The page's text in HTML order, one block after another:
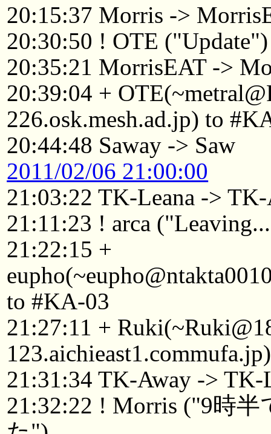
20:15:37 Morris ->
20:30:50 ! OTE ("Update")
20:35:21 MorrisEAT ->
20:39:04 +
226.osk.mesh.ad.jp) to
20:44:48 Saway -> Saw
2011/02/06 21:00:00
21:03:22 TK-Leana ->
21:11:23 ! arca
21:22:15 +
to #KA-03
21:27:11 +
21:31:34 TK-Away -> TK-
21:32:22 ! Morris ("9時